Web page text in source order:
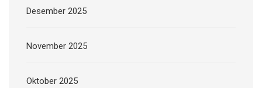
Desember 2025
November 2025
Oktober 2025